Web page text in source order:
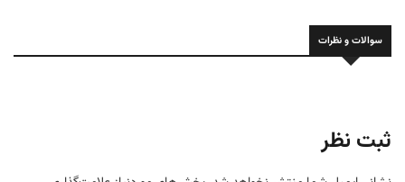
سوالات و نظرات
ثبت نظر